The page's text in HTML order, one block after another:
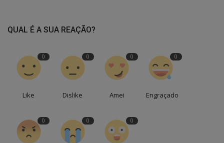
QUAL É A SUA REAÇÃO?
0
Like
0
Dislike
0
Amei
0
Engraçado
0 0 0